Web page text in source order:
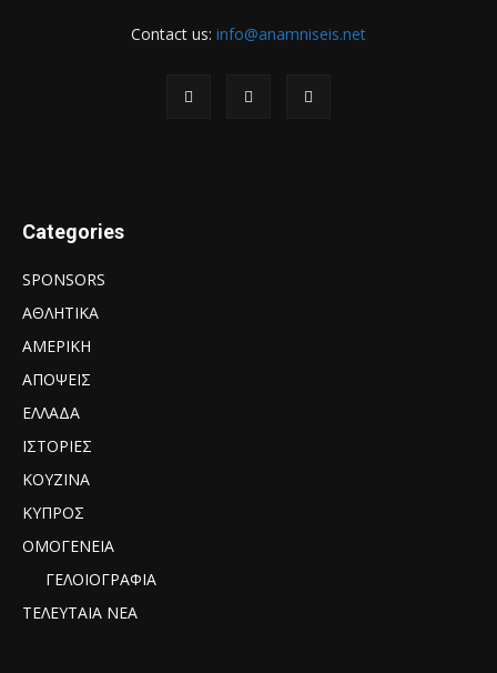
Contact us: info@anamniseis.net
Categories
SPONSORS
ΑΘΛΗΤΙΚΑ
ΑΜΕΡΙΚΗ
ΑΠΟΨΕΙΣ
ΕΛΛΑΔΑ
ΙΣΤΟΡΙΕΣ
ΚΟΥΖΙΝΑ
ΚΥΠΡΟΣ
ΟΜΟΓΕΝΕΙΑ
ΓΕΛΟΙΟΓΡΑΦΙΑ
ΤΕΛΕΥΤΑΙΑ ΝΕΑ